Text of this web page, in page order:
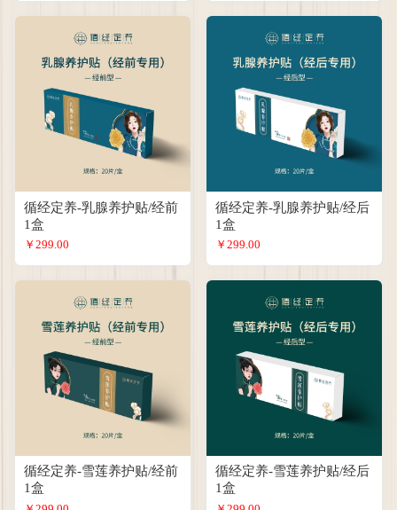
循经定养-乳腺养护贴/经前
1盒
￥299.00
循经定养-乳腺养护贴/经后
1盒
￥299.00
循经定养-雪莲养护贴/经前
1盒
循经定养-雪莲养护贴/经后
1盒